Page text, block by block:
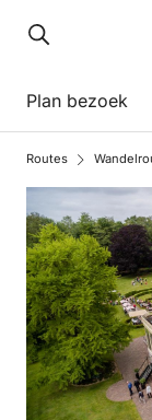
Plan bezoek
Routes